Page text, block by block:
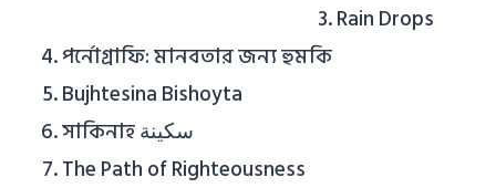
Rain Drops
পর্নোগ্রাফি: মানবতার জন্য হুমকি
Bujhtesina Bishoyta
সাকিনাহ سكينة
The Path of Righteousness